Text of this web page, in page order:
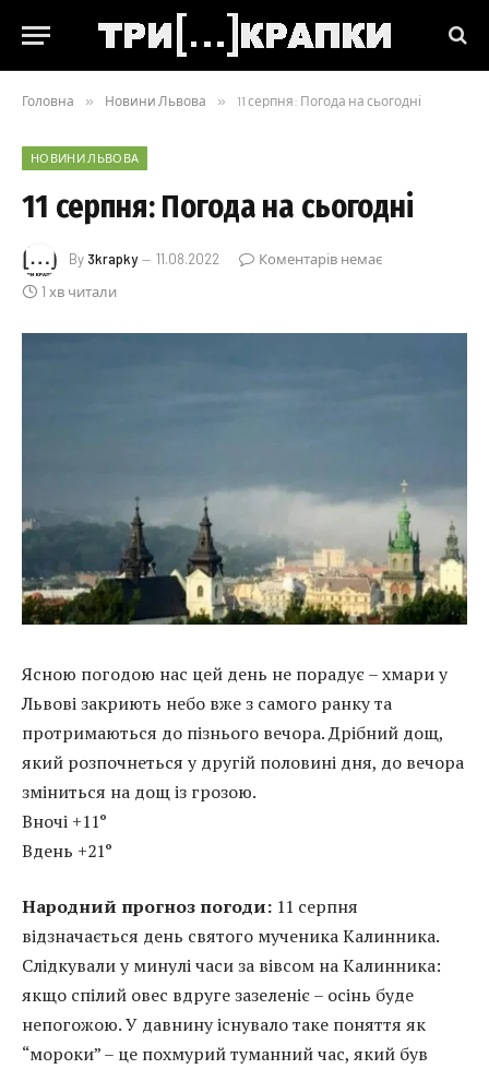
Головна » Новини Львова » 11 серпня: Погода на сьогодні
НОВИНИ ЛЬВОВА
11 серпня: Погода на сьогодні
By 3krapky 11.08.2022
Коментарів немає
1 хв читали
Ясною погодою нас цей день не порадує – хмари у
Львові закриють небо вже з самого ранку та
протримаються до пізнього вечора. Дрібний дощ,
який розпочнеться у другій половині дня, до вечора
зміниться на дощ із грозою.
Вночі +11°
Вдень +21°
Народний прогноз погоди: 11 серпня
відзначається день святого мученика Калинника.
Слідкували у минулі часи за вівсом на Калинника:
якщо спілий овес вдруге зазеленіє – осінь буде
непогожою. У давнину існувало таке поняття як
“мороки” – це похмурий туманний час, який був